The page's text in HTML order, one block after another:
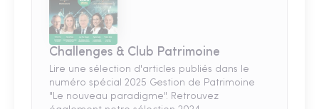
Challenges & Club Patrimoine
Lire une sélection d'articles publiés dans le
numéro spécial 2025 Gestion de Patrimoine
"Le nouveau paradigme". Retrouvez